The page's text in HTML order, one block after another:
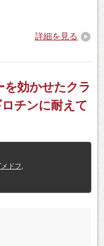
詳細を見る
を効かせたクラ
チンに耐えて
ドフ